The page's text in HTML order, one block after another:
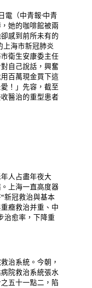
電（中青報·中青
她的咖啡館被兩
感到前所未有的
上海市新冠肺炎
衛生安康委主任
自己說話，興奮
百萬現金買下這
！」先容，截至
醫治的重型患者
人占盡年夜大
上海一直高度器
新冠救治與基本
癥救治并重、中
治愈率，下降重
治系統。今朝，
院救治系統張水
五十一點二，陷